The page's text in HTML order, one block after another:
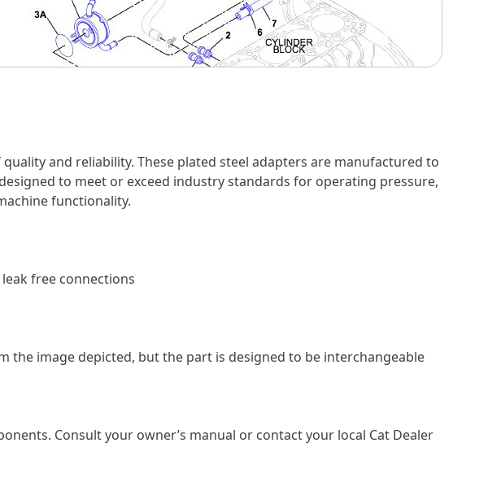
and reliability. These plated steel adapters are manufactured to
to meet or exceed industry standards for operating pressure,
functionality.
free connections
the image depicted, but the part is designed to be interchangeable
Consult your owner’s manual or contact your local Cat Dealer